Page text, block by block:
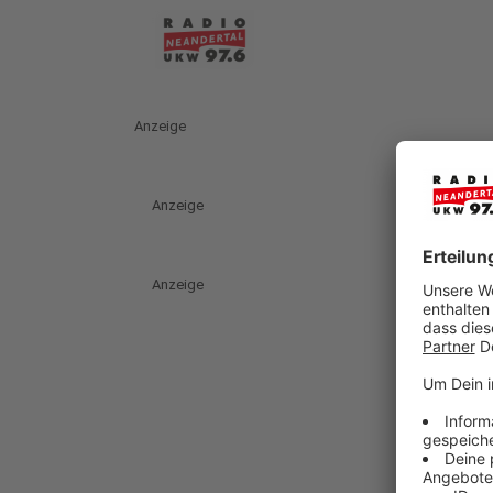
Anzeige
Anzeige
Anzeige